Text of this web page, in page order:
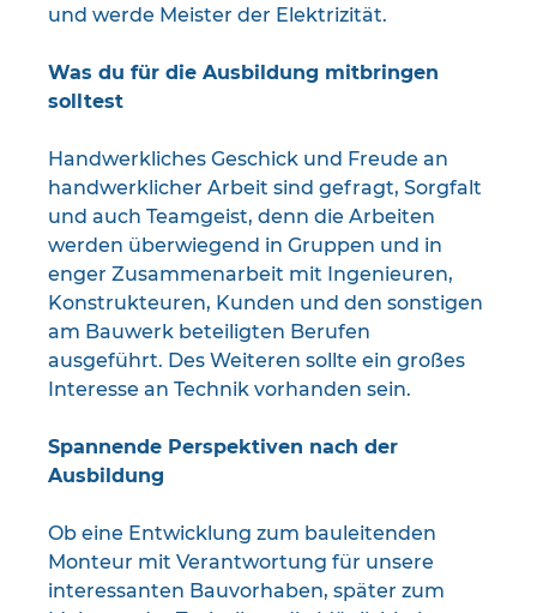
und werde Meister der Elektrizität.
Was du für die Ausbildung mitbringen
solltest
Handwerkliches Geschick und Freude an
handwerklicher Arbeit sind gefragt, Sorgfalt
und auch Teamgeist, denn die Arbeiten
werden überwiegend in Gruppen und in
enger Zusammenarbeit mit Ingenieuren,
Konstrukteuren, Kunden und den sonstigen
am Bauwerk beteiligten Berufen
ausgeführt. Des Weiteren sollte ein großes
Interesse an Technik vorhanden sein.
Spannende Perspektiven nach der
Ausbildung
Ob eine Entwicklung zum bauleitenden
Monteur mit Verantwortung für unsere
interessanten Bauvorhaben, später zum